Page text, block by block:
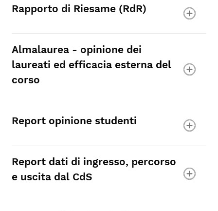
Rapporto di Riesame (RdR)
Almalaurea - opinione dei
laureati ed efficacia esterna del
corso
Report opinione studenti
Report dati di ingresso, percorso
e uscita dal CdS